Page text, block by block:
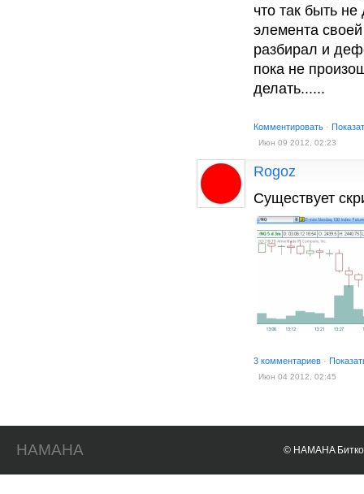
что так быть
элемента
разбирал и
пока не
делать......
Комментировать ·
Июн 09 2012, 02:23
Rogoz
Существует
3 комментариев ·
Июн 04 2012, 02:45
HAMAHA © HAMAHA